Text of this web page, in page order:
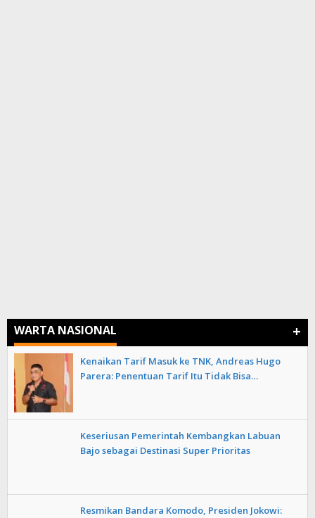
WARTA NASIONAL +
Kenaikan Tarif Masuk ke TNK, Andreas Hugo
Parera: Penentuan Tarif Itu Tidak Bisa…
Keseriusan Pemerintah Kembangkan Labuan
Bajo sebagai Destinasi Super Prioritas
Resmikan Bandara Komodo, Presiden Jokowi: